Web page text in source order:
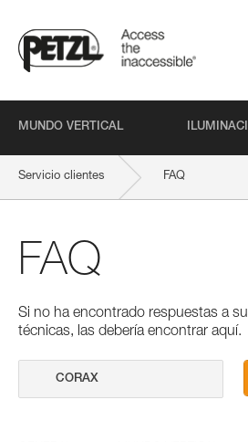
MUNDO VERTICAL
Servicio clientes FAQ
FAQ
Si no ha encontrado respuestas a
técnicas, las debería encontrar aquí.